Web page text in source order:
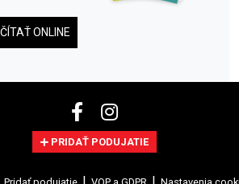
ONLINE
PRIDAŤ PODUJATIE